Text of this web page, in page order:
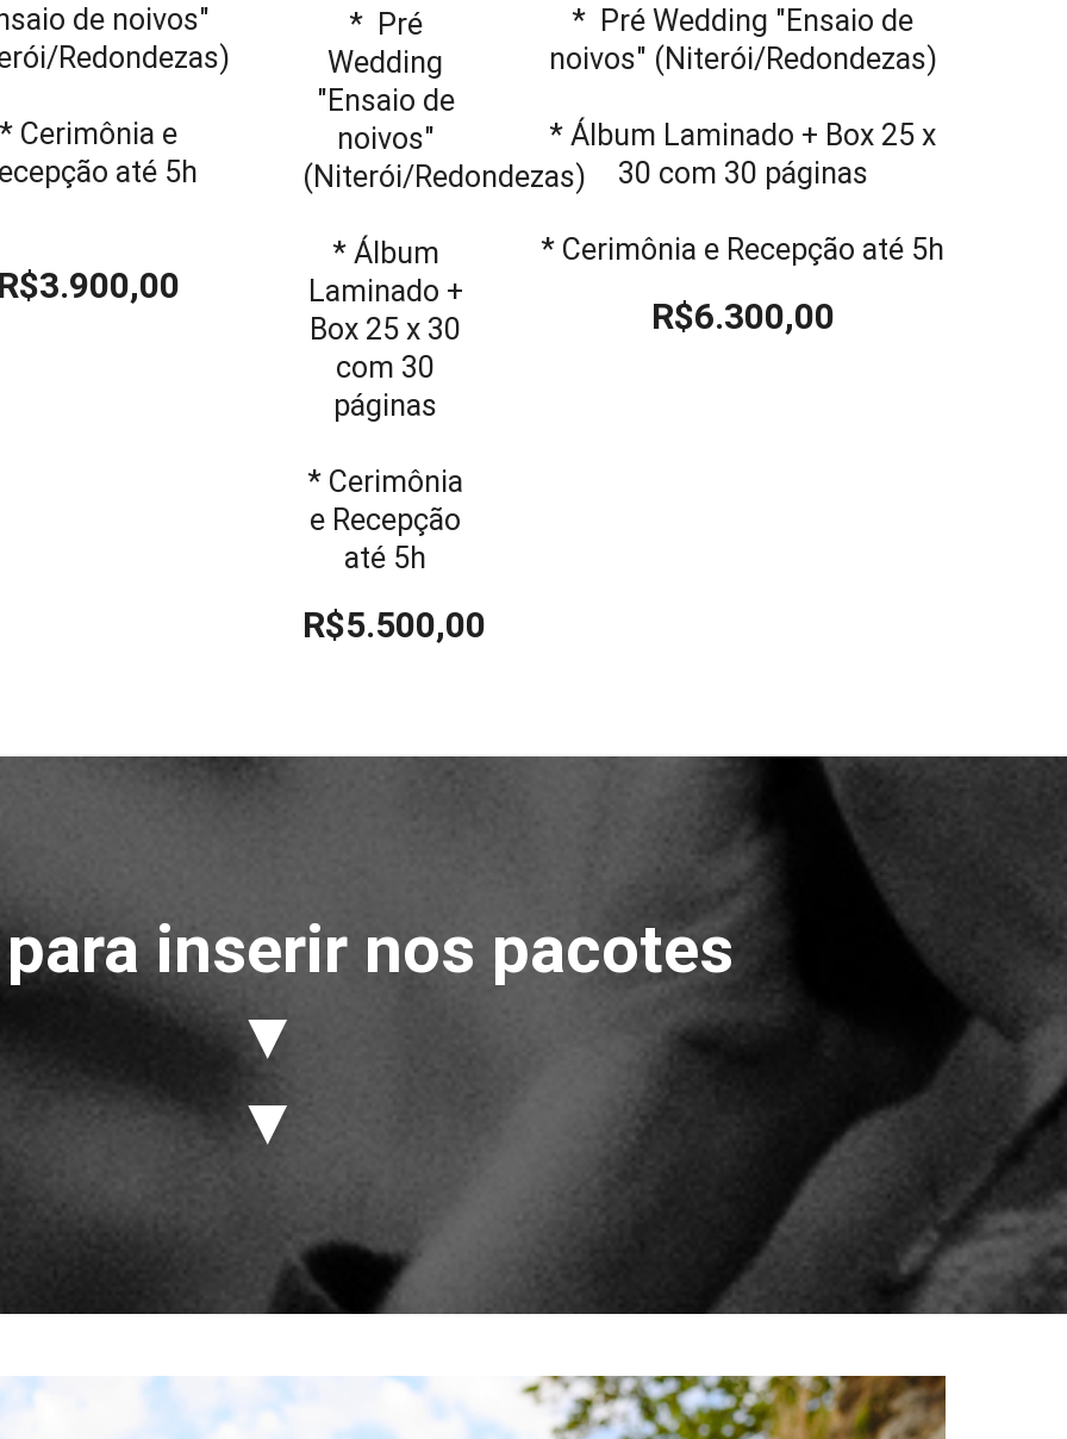
de noivos"
Redondezas)
* Cerimônia e
até 5h
* Pré
Wedding
"Ensaio de
noivos"
(Niterói/Redondezas)
* Álbum
Laminado +
Box 25 x 30
com 30
páginas
* Cerimônia
e Recepção
até 5h
R$5.500,00
* Pré Wedding "Ensaio de
noivos" (Niterói/Redondezas)
* Álbum Laminado + Box 25 x
30 com 30 páginas
* Cerimônia e Recepção até 5h
R$6.300,00
inserir nos pacotes
▼
▼